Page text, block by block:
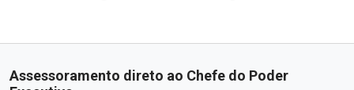
Assessoramento direto ao Chefe do Poder